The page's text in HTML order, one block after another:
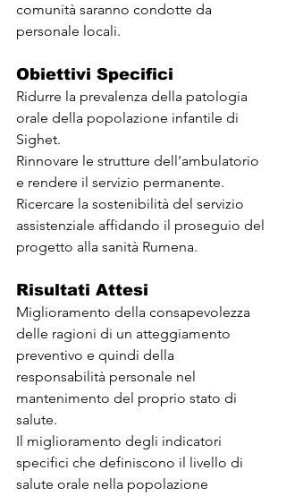
comunità saranno condotte da
personale locali.
Obiettivi Specifici
Ridurre la prevalenza della patologia
orale della popolazione infantile di
Sighet.
Rinnovare le strutture dell’ambulatorio
e rendere il servizio permanente.
Ricercare la sostenibilità del servizio
assistenziale affidando il proseguio del
progetto alla sanità Rumena.
Risultati Attesi
Miglioramento della consapevolezza
delle ragioni di un atteggiamento
preventivo e quindi della
responsabilità personale nel
mantenimento del proprio stato di
salute.
Il miglioramento degli indicatori
specifici che definiscono il livello di
salute orale nella popolazione